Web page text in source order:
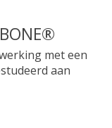
met een
aan